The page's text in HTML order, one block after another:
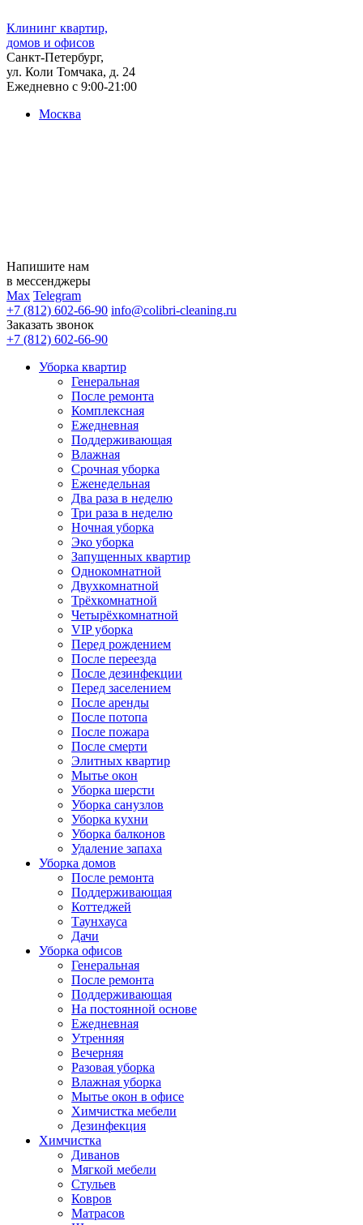
Клининг квартир,
домов и офисов
Санкт-Петербург,
ул. Коли Томчака, д. 24
Ежедневно с 9:00-21:00
Москва
Напишите нам
в мессенджеры
Max Telegram
+7 (812) 602-66-90 info@colibri-cleaning.ru
Заказать звонок
+7 (812) 602-66-90
Уборка квартир
Генеральная
После ремонта
Комплексная
Ежедневная
Поддерживающая
Влажная
Срочная уборка
Еженедельная
Два раза в неделю
Три раза в неделю
Ночная уборка
Эко уборка
Запущенных квартир
Однокомнатной
Двухкомнатной
Трёхкомнатной
Четырёхкомнатной
VIP уборка
Перед рождением
После переезда
После дезинфекции
Перед заселением
После аренды
После потопа
После пожара
После смерти
Элитных квартир
Мытье окон
Уборка шерсти
Уборка санузлов
Уборка кухни
Уборка балконов
Удаление запаха
Уборка домов
После ремонта
Поддерживающая
Коттеджей
Таунхауса
Дачи
Уборка офисов
Генеральная
После ремонта
Поддерживающая
На постоянной основе
Ежедневная
Утренняя
Вечерняя
Разовая уборка
Влажная уборка
Мытье окон в офисе
Химчистка мебели
Дезинфекция
Химчистка
Диванов
Мягкой мебели
Стульев
Ковров
Матрасов